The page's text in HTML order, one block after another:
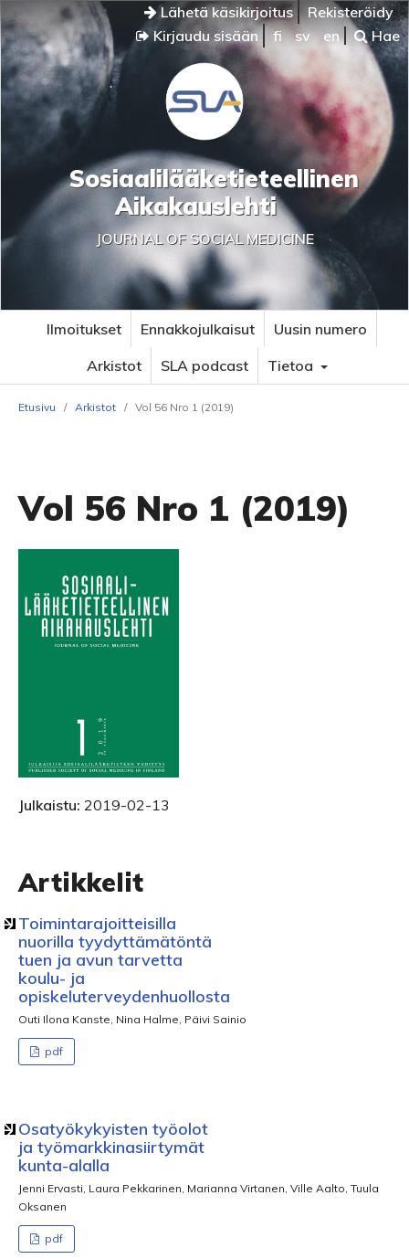
Lähetä käsikirjoitus
Rekisteröidy
Kirjaudu sisään
fi sv en Hae
Sosiaalilääketieteellinen
Aikakauslehti
JOURNAL OF SOCIAL MEDICINE
Ilmoitukset Ennakkojulkaisut
Uusin numero
Arkistot
SLA podcast Tietoa
Etusivu / Arkistot / Vol 56 Nro 1 (2019)
Vol 56 Nro 1 (2019)
Julkaistu: 2019-02-13
Artikkelit
Toimintarajoitteisilla
nuorilla tyydyttämätöntä
tuen ja avun tarvetta
koulu- ja
opiskeluterveydenhuollosta
Outi Ilona Kanste, Nina Halme, Päivi Sainio
pdf
Osatyökykyisten työolot
ja työmarkkinasiirtymät
kunta-alalla
Jenni Ervasti, Laura Pekkarinen, Marianna Virtanen, Ville Aalto, Tuula
Oksanen
pdf